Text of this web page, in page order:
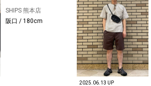
SHIPS 熊本店
阪口 / 180cm
2025.06.13 UP